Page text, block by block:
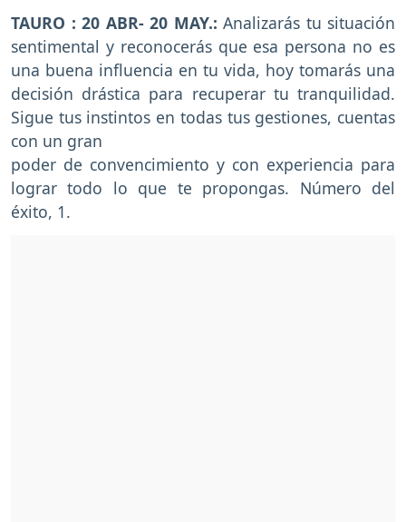
TAURO : 20 ABR- 20 MAY.: Analizarás tu situación
sentimental y reconocerás que esa persona no es
una buena influencia en tu vida, hoy tomarás una
decisión drástica para recuperar tu tranquilidad.
Sigue tus instintos en todas tus gestiones, cuentas
con un gran
poder de convencimiento y con experiencia para
lograr todo lo que te propongas. Número del
éxito, 1.